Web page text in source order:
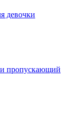
девочки
пропускающий